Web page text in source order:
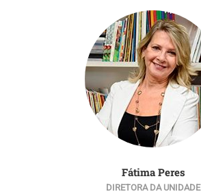
Fátima Peres
DIRETORA DA UNIDADE